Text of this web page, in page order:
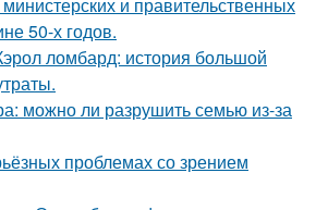
50-х годов.
ломбард: история большой
можно ли разрушить семью из-за
проблемах со зрением